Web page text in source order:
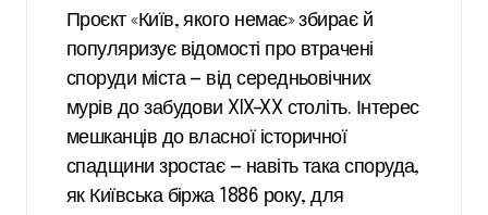
Проєкт «Київ, якого немає» збирає й
популяризує відомості про втрачені
споруди міста — від середньовічних
мурів до забудови XIX–XX століть. Інтерес
мешканців до власної історичної
спадщини зростає — навіть така споруда,
як Київська біржа 1886 року, для